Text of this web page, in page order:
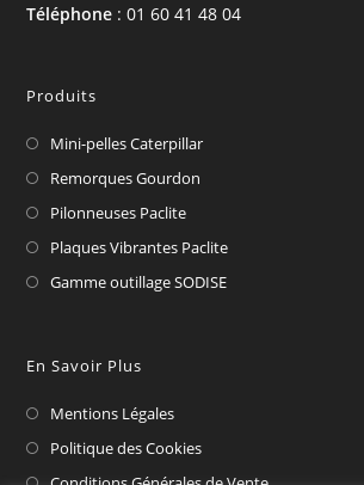
Téléphone : 01 60 41 48 04
Produits
Mini-pelles Caterpillar
Remorques Gourdon
Pilonneuses Paclite
Plaques Vibrantes Paclite
Gamme outillage SODISE
En Savoir Plus
Mentions Légales
Politique des Cookies